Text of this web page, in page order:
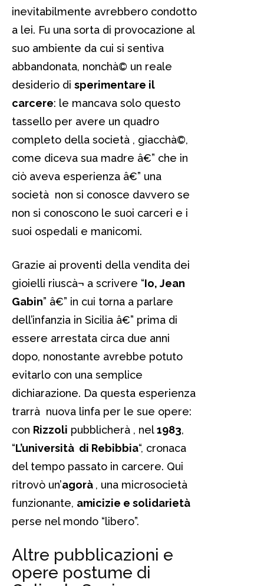
inevitabilmente avrebbero condotto
a lei. Fu una sorta di provocazione al
suo ambiente da cui si sentiva
abbandonata, nonchà© un reale
desiderio di sperimentare il
carcere: le mancava solo questo
tassello per avere un quadro
completo della società , giacchà©,
come diceva sua madre â€” che in
ciò aveva esperienza â€” una
società non si conosce davvero se
non si conoscono le suoi carceri e i
suoi ospedali e manicomi.
Grazie ai proventi della vendita dei
gioielli riuscà¬ a scrivere “Io, Jean
Gabin” â€” in cui torna a parlare
dell’infanzia in Sicilia â€” prima di
essere arrestata circa due anni
dopo, nonostante avrebbe potuto
evitarlo con una semplice
dichiarazione. Da questa esperienza
trarrà nuova linfa per le sue opere:
con Rizzoli pubblicherà , nel1983,
“L’università di Rebibbia“, cronaca
del tempo passato in carcere. Qui
ritrovò un’agorà , una microsocietà
funzionante, amicizie e solidarietà
perse nel mondo “libero”.
Altre pubblicazioni e
opere postume di